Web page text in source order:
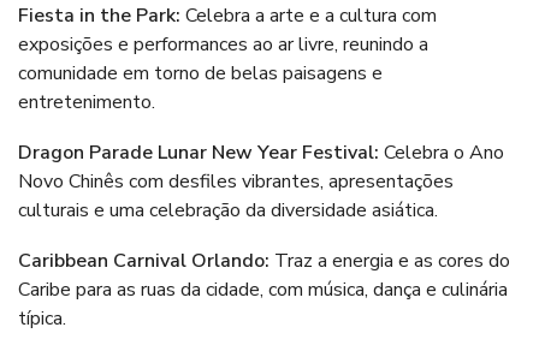
Fiesta in the Park: Celebra a arte e a cultura com
exposições e performances ao ar livre, reunindo a
comunidade em torno de belas paisagens e
entretenimento.
Dragon Parade Lunar New Year Festival: Celebra o Ano
Novo Chinês com desfiles vibrantes, apresentações
culturais e uma celebração da diversidade asiática.
Caribbean Carnival Orlando: Traz a energia e as cores do
Caribe para as ruas da cidade, com música, dança e culinária
típica.